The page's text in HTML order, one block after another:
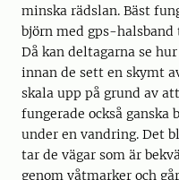
minska rädslan. Bäst
björn med gps-
Då kan deltagarna se
innan de sett en skymt
skala upp på grund av
fungerade också
under en vandring. Det
tar de vägar som är
genom våtmarker och